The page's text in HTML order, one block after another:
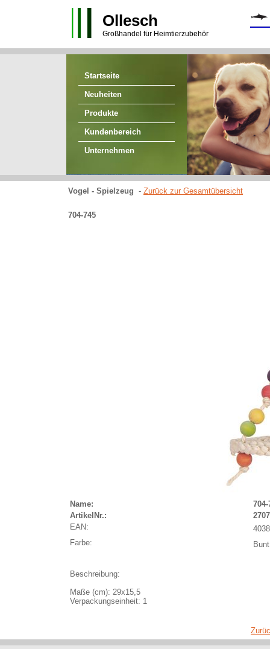
Ollesch
Großhandel für Heimtierzubehör
Startseite
Neuheiten
Produkte
Kundenbereich
Unternehmen
Vogel - Spielzeug - Zurück zur Gesamtübersicht
704-745
Name:
704-
ArtikelNr.:
EAN:
Farbe:
Bunt
Beschreibung:
Maße (cm): 29x15,5
Verpackungseinheit: 1